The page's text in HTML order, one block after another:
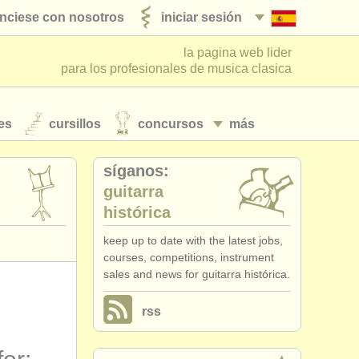
iniciar sesión
con nosotros
la pagina web lider
para los profesionales de musica clasica
más
cursillos concursos
síganos:
guitarra
histórica
keep up to date with the latest jobs,
courses, competitions, instrument
sales and news for guitarra histórica.
rss